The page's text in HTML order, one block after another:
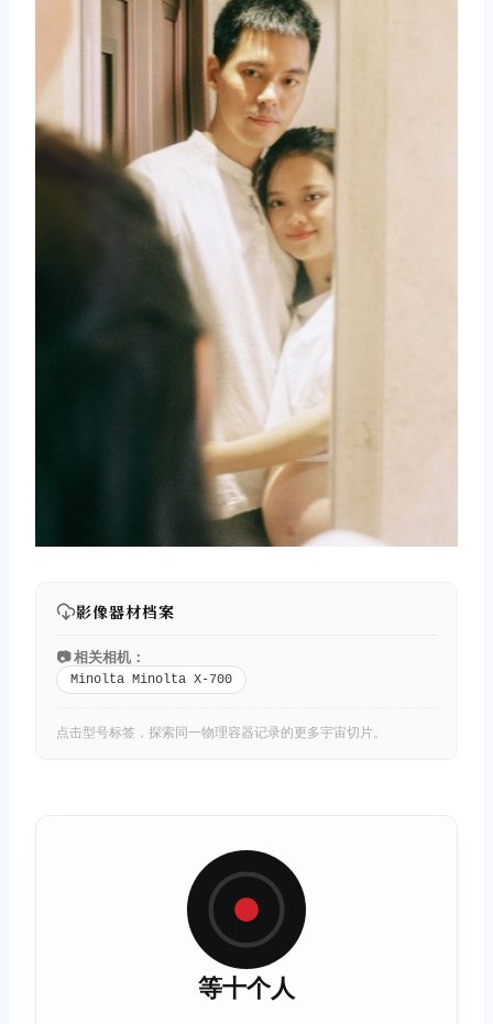
影像器材档案
📷 相关相机：
Minolta Minolta X-700
点击型号标签，探索同一物理容器记录的更多宇宙切片。
等十个人